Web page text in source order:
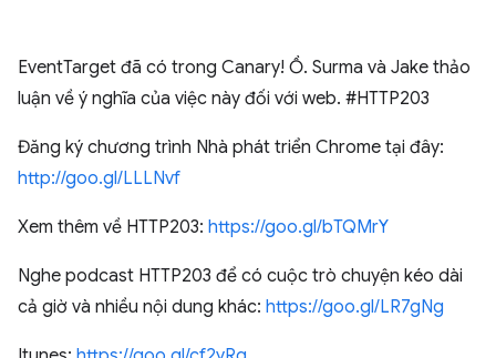
EventTarget đã có trong Canary! Ồ. Surma và Jake thảo
luận về ý nghĩa của việc này đối với web. #HTTP203
Đăng ký chương trình Nhà phát triển Chrome tại đây:
http://goo.gl/LLLNvf
Xem thêm về HTTP203: https://goo.gl/bTQMrY
Nghe podcast HTTP203 để có cuộc trò chuyện kéo dài
cả giờ và nhiều nội dung khác: https://goo.gl/LR7gNg